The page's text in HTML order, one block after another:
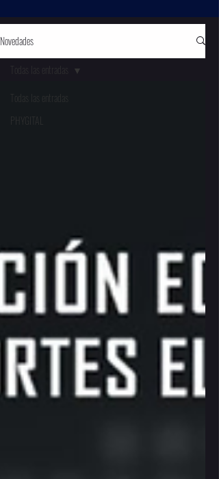
Novedades
Todas las entradas
PHYGITAL
Todas las entradas